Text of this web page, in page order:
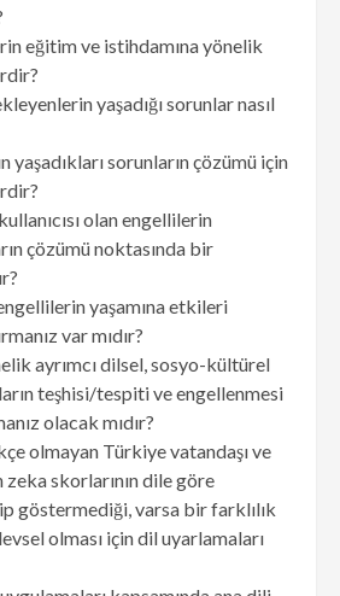
eğitim ve istihdamına yönelik
yaşadığı sorunlar nasıl
yaşadıkları sorunların çözümü için
olan engellilerin
çözümü noktasında bir
yaşamına etkileri
var mıdır?
ayrımcı dilsel, sosyo-kültürel
teşhisi/tespiti ve engellenmesi
olacak mıdır?
olmayan Türkiye vatandaşı ve
skorlarının dile göre
göstermediği, varsa bir farklılık
olması için dil uyarlamaları